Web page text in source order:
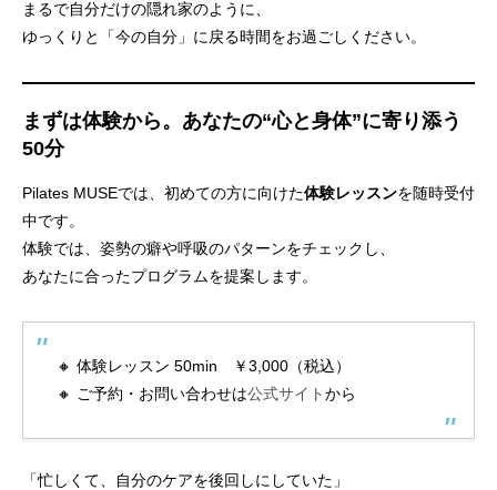
まるで自分だけの隠れ家のように、
ゆっくりと「今の自分」に戻る時間をお過ごしください。
まずは体験から。あなたの“心と身体”に寄り添う
50分
Pilates MUSEでは、初めての方に向けた体験レッスンを随時受付
中です。
体験では、姿勢の癖や呼吸のパターンをチェックし、
あなたに合ったプログラムを提案します。
🔸 体験レッスン 50min ￥3,000（税込）
🔸 ご予約・お問い合わせは公式サイトから
「忙しくて、自分のケアを後回しにしていた」